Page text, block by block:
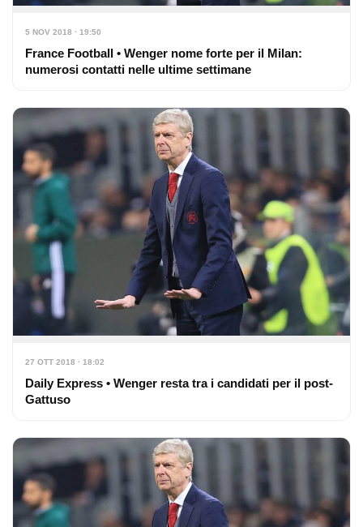
5 NOV 2018 · 19:50
France Football • Wenger nome forte per il Milan:
numerosi contatti nelle ultime settimane
27 OTT 2018 · 18:02
Daily Express • Wenger resta tra i candidati per il post-
Gattuso